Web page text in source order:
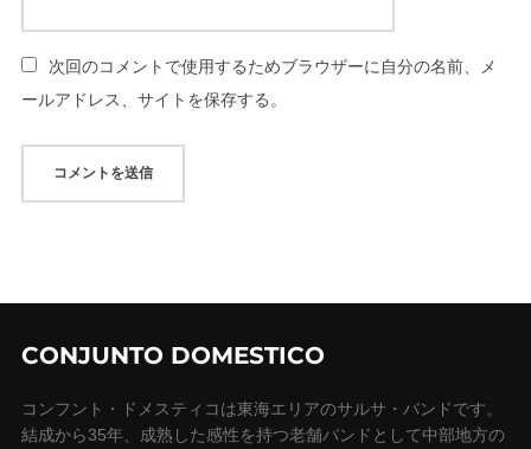
次回のコメントで使用するためブラウザーに自分の名前、メ
ールアドレス、サイトを保存する。
CONJUNTO DOMESTICO
コンフント・ドメスティコは東海エリアのサルサ・バンドです。
結成から35年、成熟した感性を持つ老舗バンドとして中部地方の